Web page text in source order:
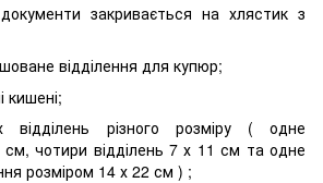
закривається на хлястик з
відділення для купюр;
кишені;
відділень різного розміру ( одне
см, чотири відділень 7 х 11 см та одне
розміром 14 х 22 см ) ;